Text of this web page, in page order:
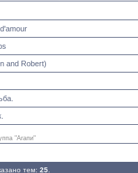
and Robert)
"Агапи"
тем: 25.